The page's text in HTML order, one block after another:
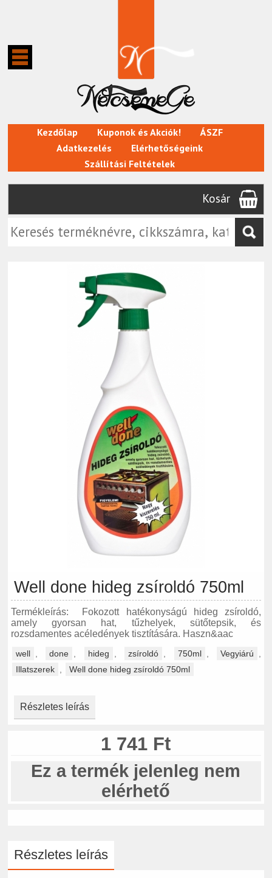
Kezdőlap Kuponok és Akciók!
ÁSZF
Adatkezelés
Elérhetőségeink
Szállítási Feltételek
Kosár
Well done hideg zsíroldó 750ml
Termékleírás: Fokozott hatékonyságú hideg zsíroldó,
amely gyorsan hat, tűzhelyek, sütőtepsik, és
rozsdamentes acéledények tisztítására. Haszn&aac
well done hideg zsíroldó 750ml Vegyiárú
Illatszerek
Well done hideg zsíroldó 750ml
Részletes leírás
1 741 Ft
Ez a termék jelenleg nem
elérhető
Részletes leírás